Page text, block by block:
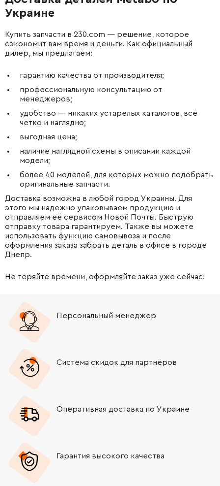
Украине
Купить запчасти в 230.com — решение, которое
сэкономит вам время и деньги. Как официальный
дилер, мы предлагаем:
гарантию качества от производителя;
профессиональную консультацию от
менеджеров;
удобство — никаких устарелых каталогов, всё
четко и наглядно;
выгодная цена;
наличие наглядной схемы в описании каждой
модели;
более 40 моделей, для которых можно подобрать
оригинальные запчасти.
Доставка возможна в любой город Украины. Для
этого мы надежно упаковываем продукцию и
отправляем её сервисом Новой Почты. Быструю
отправку товара гарантируем. Также вы можете
использовать функцию самовывоза и после
оформления заказа забрать деталь в офисе в городе
Днепр.
Не теряйте времени, оформляйте заказ уже сейчас!
Персональный менеджер
Система скидок для партнёров
Оперативная доставка по Украине
Гарантия высокого качества